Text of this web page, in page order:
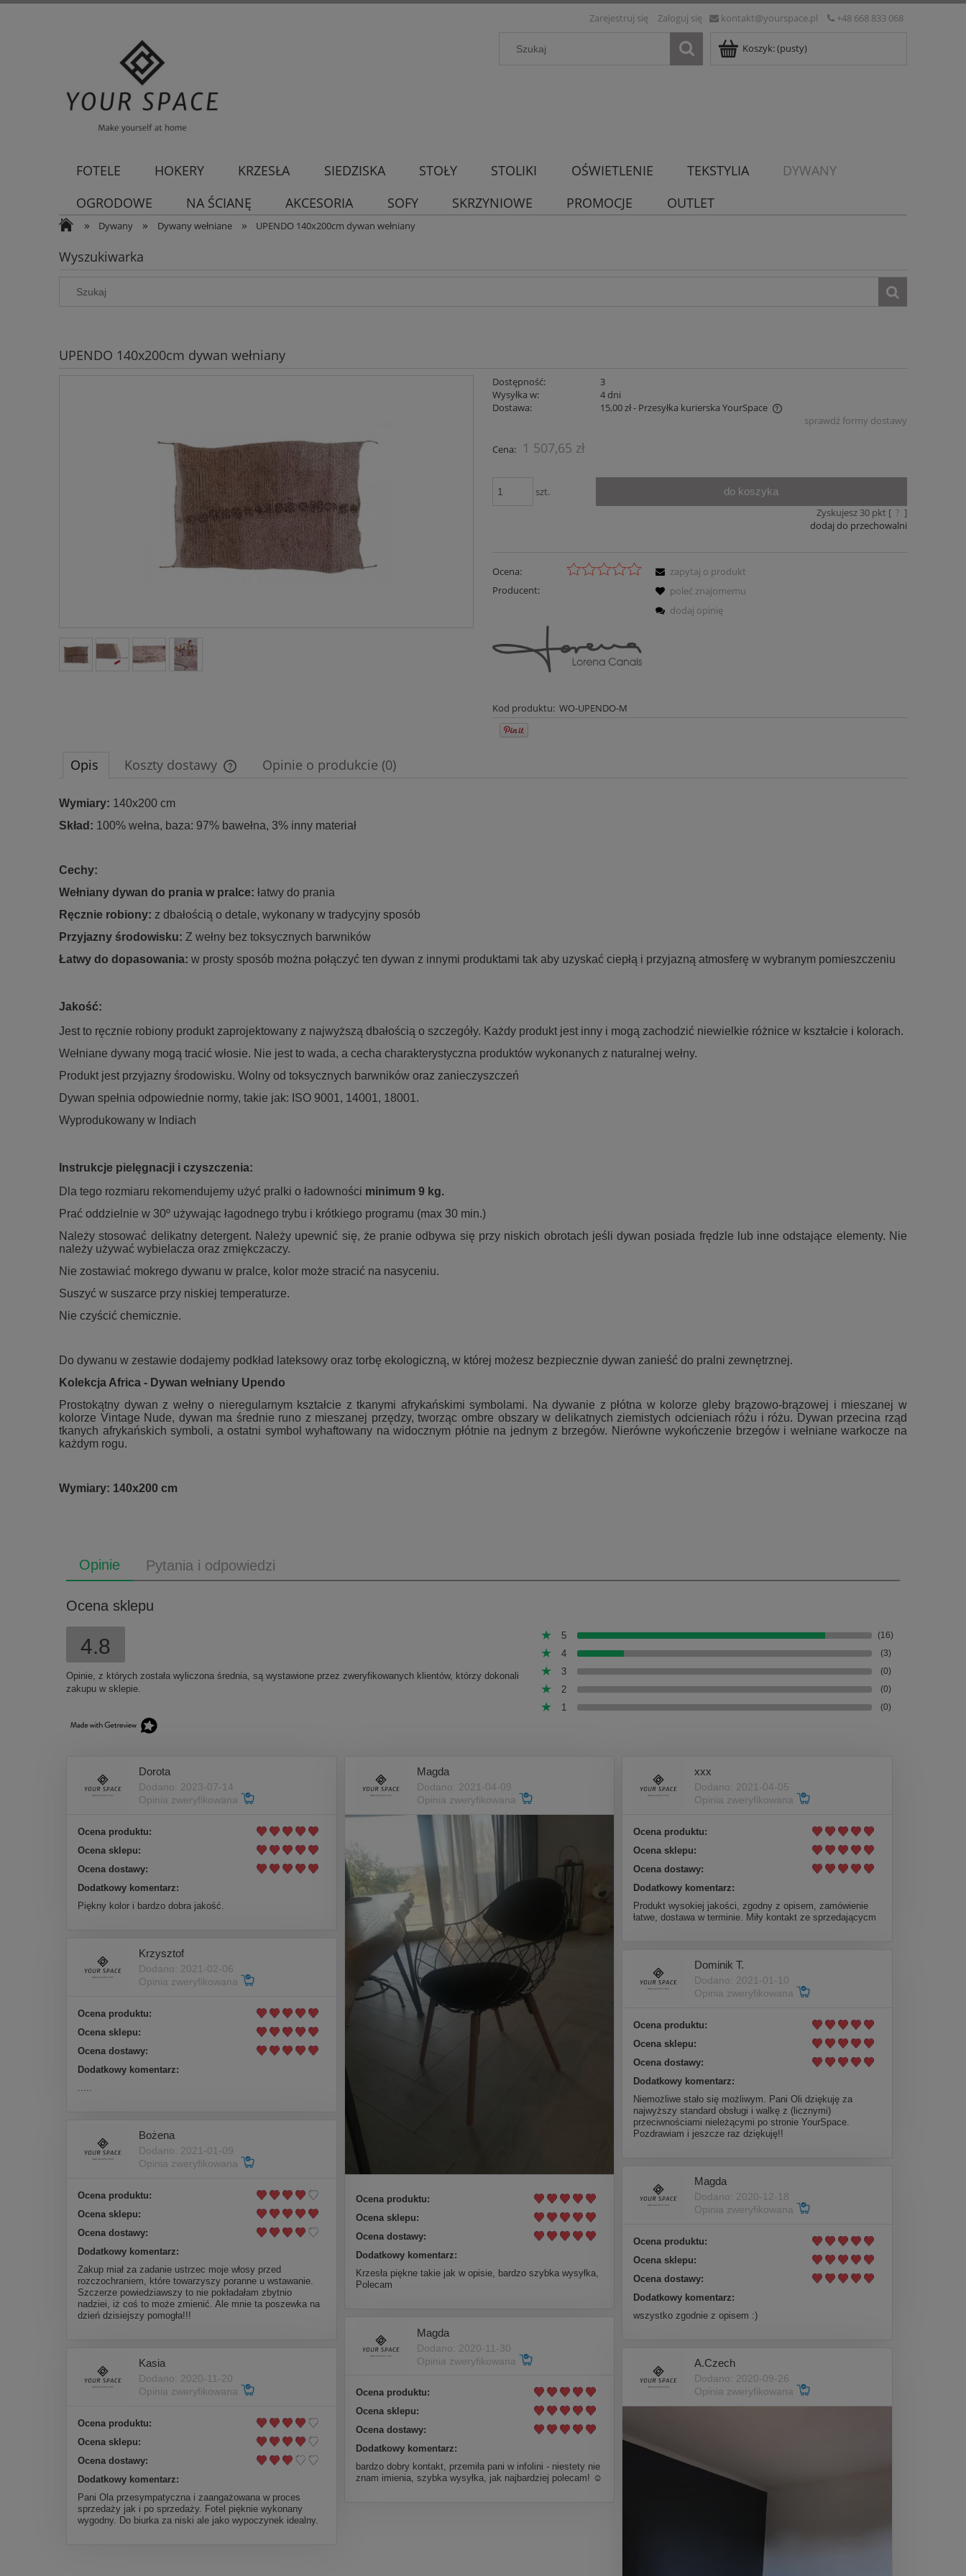
kontakt@yourspace.pl +48 668 833 068
Zarejestruj się Zaloguj się
Koszyk:(pusty)
FOTELE HOKERY KRZESŁA SIEDZISKA STOŁY STOLIKI OŚWIETLENIE TEKSTYLIA
DYWANY
OGRODOWE
NA ŚCIANĘ AKCESORIA SOFY SKRZYNIOWE PROMOCJE OUTLET
» Dywany » Dywany wełniane » UPENDO 140x200cm dywan wełniany
Wyszukiwarka
UPENDO 140x200cm dywan wełniany
Dostępność:
3
Wysyłka w:
4 dni
Dostawa:
15,00 zł- Przesyłka kurierska YourSpace
sprawdź formy dostawy
Cena: 1 507,65 zł
szt. do koszyka
Zyskujesz 30pkt [ ? ]
dodaj do przechowalni
Ocena:
Producent:
Kod produktu: WO-UPENDO-M
zapytaj o produkt
poleć znajomemu
dodaj opinię
Opis Koszty dostawy Opinie o produkcie (0)
Wymiary: 140x200 cm
Skład: 100% wełna, baza: 97% bawełna, 3% inny materiał
Cechy:
Wełniany dywan do prania w pralce: łatwy do prania
Ręcznie robiony: z dbałością o detale, wykonany w tradycyjny sposób
Przyjazny środowisku: Z wełny bez toksycznych barwników
Łatwy do dopasowania: w prosty sposób można połączyć ten dywan z innymi produktami tak aby uzyskać ciepłą i przyjazną atmosferę w wybranym pomieszczeniu
Jakość:
Jest to ręcznie robiony produkt zaprojektowany z najwyższą dbałością o szczegóły. Każdy produkt jest inny i mogą zachodzić niewielkie różnice w kształcie i kolorach.
Wełniane dywany mogą tracić włosie. Nie jest to wada, a cecha charakterystyczna produktów wykonanych z naturalnej wełny.
Produkt jest przyjazny środowisku. Wolny od toksycznych barwników oraz zanieczyszczeń
Dywan spełnia odpowiednie normy, takie jak: ISO 9001, 14001, 18001.
Wyprodukowany w Indiach
Instrukcje pielęgnacji i czyszczenia:
Dla tego rozmiaru rekomendujemy użyć pralki o ładowności minimum 9 kg.
Prać oddzielnie w 30º używając łagodnego trybu i krótkiego programu (max 30 min.)
Należy stosować delikatny detergent. Należy upewnić się, że pranie odbywa się przy niskich obrotach jeśli dywan posiada frędzle lub inne odstające elementy. Nie
należy używać wybielacza oraz zmiękczaczy.
Nie zostawiać mokrego dywanu w pralce, kolor może stracić na nasyceniu.
Suszyć w suszarce przy niskiej temperaturze.
Nie czyścić chemicznie.
Do dywanu w zestawie dodajemy podkład lateksowy oraz torbę ekologiczną, w której możesz bezpiecznie dywan zanieść do pralni zewnętrznej.
Kolekcja Africa - Dywan wełniany Upendo
Prostokątny dywan z wełny o nieregularnym kształcie z tkanymi afrykańskimi symbolami. Na dywanie z płótna w kolorze gleby brązowo-brązowej i mieszanej w
kolorze Vintage Nude, dywan ma średnie runo z mieszanej przędzy, tworząc ombre obszary w delikatnych ziemistych odcieniach różu i różu. Dywan przecina rząd
tkanych afrykańskich symboli, a ostatni symbol wyhaftowany na widocznym płótnie na jednym z brzegów. Nierówne wykończenie brzegów i wełniane warkocze na
każdym rogu.
Wymiary: 140x200 cm
Opinie Pytania i odpowiedzi
Ocena sklepu
4.8
Opinie, z których została wyliczona średnia, są wystawione przez zweryfikowanych klientów, którzy dokonali
zakupu w sklepie.
5 (16)
4 (3)
3 (0)
2 (0)
1 (0)
Dorota
Dodano: 2023-07-14
Opinia zweryfikowana
Ocena produktu:
Ocena sklepu:
Ocena dostawy:
Dodatkowy komentarz:
Piękny kolor i bardzo dobra jakość.
Magda
Dodano: 2021-04-09
Opinia zweryfikowana
Ocena produktu:
Ocena sklepu:
Ocena dostawy:
Dodatkowy komentarz:
Krzesła piękne takie jak w opisie, bardzo szybka wysyłka,
Polecam
xxx
Dodano: 2021-04-05
Opinia zweryfikowana
Ocena produktu:
Ocena sklepu:
Ocena dostawy:
Dodatkowy komentarz:
Produkt wysokiej jakości, zgodny z opisem, zamówienie
łatwe, dostawa w terminie. Miły kontakt ze sprzedającycm
Krzysztof
Dodano: 2021-02-06
Opinia zweryfikowana
Ocena produktu:
Ocena sklepu:
Ocena dostawy:
Dodatkowy komentarz:
Dominik T.
Dodano: 2021-01-10
Opinia zweryfikowana
Ocena produktu:
Ocena sklepu:
Ocena dostawy:
Dodatkowy komentarz:
Niemożliwe stało się możliwym. Pani Oli dziękuję za
najwyższy standard obsługi i walkę z (licznymi)
przeciwnościami nieleżącymi po stronie YourSpace.
Pozdrawiam i jeszcze raz dziękuję!!
Bożena
Dodano: 2021-01-09
Opinia zweryfikowana
Ocena produktu:
Ocena sklepu:
Ocena dostawy:
Dodatkowy komentarz:
Zakup miał za zadanie ustrzec moje włosy przed
rozczochraniem, które towarzyszy poranne u wstawanie.
Szczerze powiedziawszy to nie pokładałam zbytnio
nadziei, iż coś to może zmienić. Ale mnie ta poszewka na
dzień dzisiejszy pomogła!!!
Magda
Dodano: 2020-12-18
Opinia zweryfikowana
Ocena produktu:
Ocena sklepu:
Ocena dostawy:
Dodatkowy komentarz:
wszystko zgodnie z opisem :)
Magda
Dodano: 2020-11-30
Opinia zweryfikowana
Ocena produktu:
Ocena sklepu:
Ocena dostawy:
Dodatkowy komentarz:
bardzo dobry kontakt, przemiła pani w infolini - niestety nie
znam imienia, szybka wysyłka, jak najbardziej polecam! ☺️
Kasia
Dodano: 2020-11-20
Opinia zweryfikowana
Ocena produktu:
Ocena sklepu:
Ocena dostawy:
Dodatkowy komentarz:
Pani Ola przesympatyczna i zaangażowana w proces
sprzedaży jak i po sprzedaży. Fotel pięknie wykonany
wygodny. Do biurka za niski ale jako wypoczynek idealny.
A.Czech
Dodano: 2020-09-26
Opinia zweryfikowana